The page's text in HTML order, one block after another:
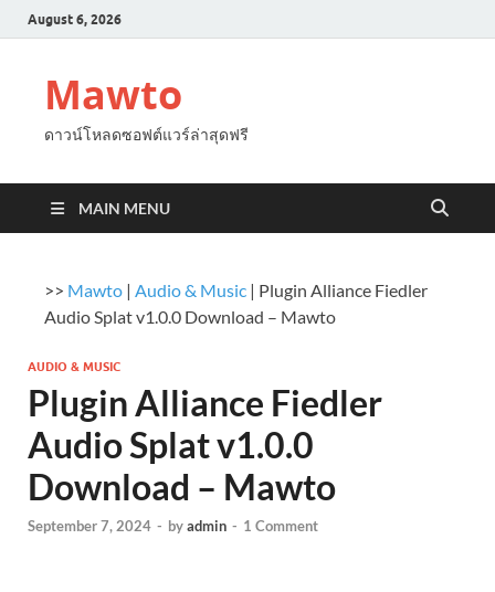
August 6, 2026
Mawto
ดาวน์โหลดซอฟต์แวร์ล่าสุดฟรี
MAIN MENU
>> Mawto | Audio & Music | Plugin Alliance Fiedler
Audio Splat v1.0.0 Download – Mawto
AUDIO & MUSIC
Plugin Alliance Fiedler
Audio Splat v1.0.0
Download – Mawto
September 7, 2024 - byadmin - 1 Comment